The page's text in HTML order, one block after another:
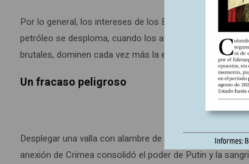
Por lo general, los intereses de los Estados prevalecen
petróleo se desploma, cuando los atentados
brutales, dominen cada vez más la escena. Partidarios
Un fracaso peligroso
Desplegar una valla con alambre de púas a lo largo de
anexión de Crimea consolidó el poder de Putin y la